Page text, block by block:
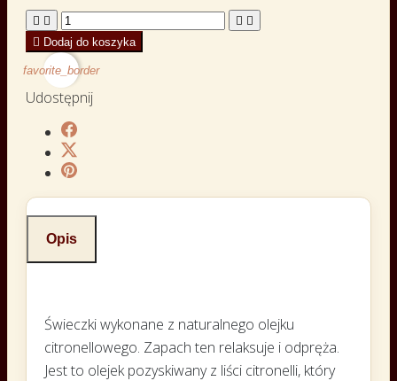
   
 Dodaj do koszyka
favorite_border
Udostępnij
Opis
Świeczki wykonane z naturalnego olejku
citronellowego. Zapach ten relaksuje i odpręża.
Jest to olejek pozyskiwany z liści citronelli, który